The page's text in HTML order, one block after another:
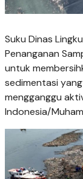
Suku Dinas
Penanganan
untuk
sedimentasi
mengganggu
Indonesia/